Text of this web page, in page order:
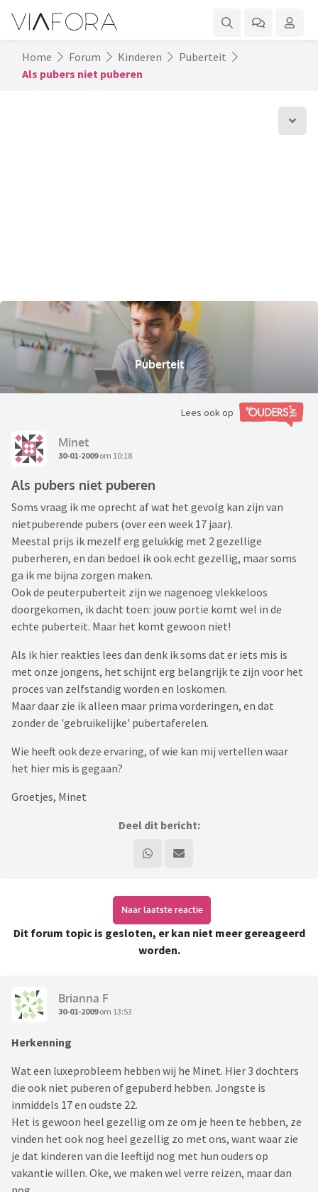
Home Forum Kinderen
Puberteit
Als pubers niet puberen
Puberteit
Lees ook op
Minet
30-01-2009om 10:18
Als pubers niet puberen
Soms vraag ik me oprecht af wat het gevolg kan zijn van
nietpuberende pubers (over een week 17 jaar).
Meestal prijs ik mezelf erg gelukkig met 2 gezellige
puberheren, en dan bedoel ik ook echt gezellig, maar soms
ga ik me bijna zorgen maken.
Ook de peuterpuberteit zijn we nagenoeg vlekkeloos
doorgekomen, ik dacht toen: jouw portie komt wel in de
echte puberteit. Maar het komt gewoon niet!
Als ik hier reakties lees dan denk ik soms dat er iets mis is
met onze jongens, het schijnt erg belangrijk te zijn voor het
proces van zelfstandig worden en loskomen.
Maar daar zie ik alleen maar prima vorderingen, en dat
zonder de 'gebruikelijke' pubertaferelen.
Wie heeft ook deze ervaring, of wie kan mij vertellen waar
het hier mis is gegaan?
Groetjes, Minet
Deel dit bericht:
Naar laatste reactie
Dit forum topic is gesloten, er kan niet meer gereageerd
worden.
Brianna F
30-01-2009om 13:53
Herkenning
Wat een luxeprobleem hebben wij he Minet. Hier 3 dochters
die ook niet puberen of gepuberd hebben. Jongste is
inmiddels 17 en oudste 22.
Het is gewoon heel gezellig om ze om je heen te hebben, ze
vinden het ook nog heel gezellig zo met ons, want waar zie
je dat kinderen van die leeftijd nog met hun ouders op
vakantie willen. Oke, we maken wel verre reizen, maar dan